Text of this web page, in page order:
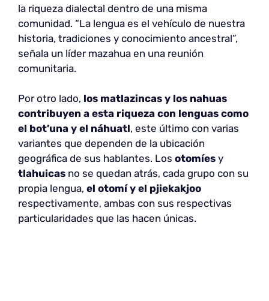
la riqueza dialectal dentro de una misma
comunidad. “La lengua es el vehículo de nuestra
historia, tradiciones y conocimiento ancestral”,
señala un líder mazahua en una reunión
comunitaria.
Por otro lado, los matlazincas y los nahuas
contribuyen a esta riqueza con lenguas como
el bot’una y el náhuatl, este último con varias
variantes que dependen de la ubicación
geográfica de sus hablantes. Los otomíes y
tlahuicas no se quedan atrás, cada grupo con su
propia lengua, el otomí y el pjiekakjoo
respectivamente, ambas con sus respectivas
particularidades que las hacen únicas.